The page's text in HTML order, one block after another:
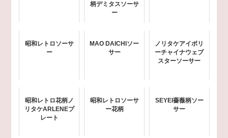
柄デミタスソーサ
ー
昭和レトロソーサ
ー
MAO DAICHIソー
サー
ノリタケアイボリ
ーチャイナウェブ
スターソーサー
昭和レトロ花柄ノ
リタケARLENEプ
レート
昭和レトロソーサ
ー花柄
SEYEI薔薇柄ソー
サー